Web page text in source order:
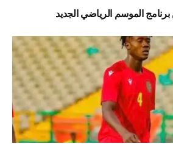
الموسم الرياضي الجديد